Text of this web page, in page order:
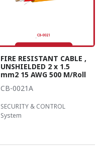
FIRE RESISTANT CABLE ,
UNSHIELDED 2 x 1.5
mm2 15 AWG 500 M/Roll
CB-0021A
SECURITY & CONTROL
System